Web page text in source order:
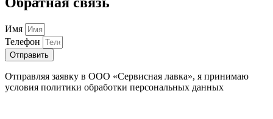
Имя
Телефон
Отправить
Отправляя заявку в ООО «Сервисная лавка», я принимаю
условия политики обработки персональных данных